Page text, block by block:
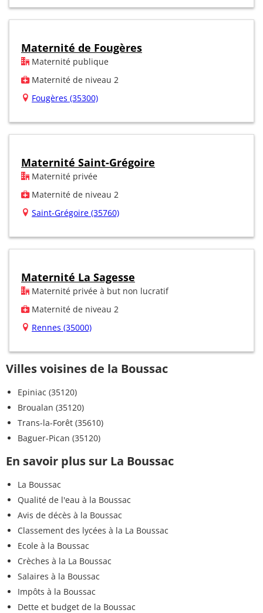
Maternité de Fougères
Maternité publique
Maternité de niveau 2
Fougères (35300)
Maternité Saint-Grégoire
Maternité privée
Maternité de niveau 2
Saint-Grégoire (35760)
Maternité La Sagesse
Maternité privée à but non lucratif
Maternité de niveau 2
Rennes (35000)
Villes voisines de la Boussac
Epiniac (35120)
Broualan (35120)
Trans-la-Forêt (35610)
Baguer-Pican (35120)
En savoir plus sur La Boussac
La Boussac
Qualité de l'eau à la Boussac
Avis de décès à la Boussac
Classement des lycées à la La Boussac
Ecole à la Boussac
Crèches à la La Boussac
Salaires à la Boussac
Impôts à la Boussac
Dette et budget de la Boussac